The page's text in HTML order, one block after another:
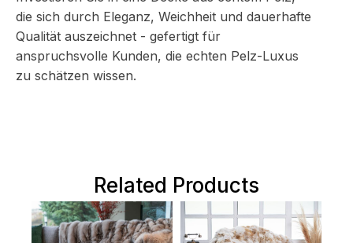
die sich durch Eleganz, Weichheit und dauerhafte
Qualität auszeichnet - gefertigt für
anspruchsvolle Kunden, die echten Pelz-Luxus
zu schätzen wissen.
Related Products